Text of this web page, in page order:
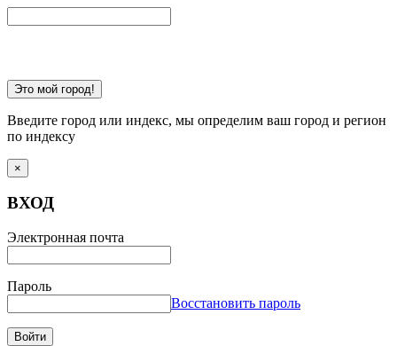
Это мой город!
Введите город или индекс, мы определим ваш город и регион
по индексу
×
ВХОД
Электронная почта
Пароль
Восстановить пароль
Войти